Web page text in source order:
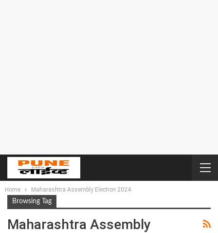
Home
Maharashtra Assembly Election 2024
Browsing Tag
Maharashtra Assembly